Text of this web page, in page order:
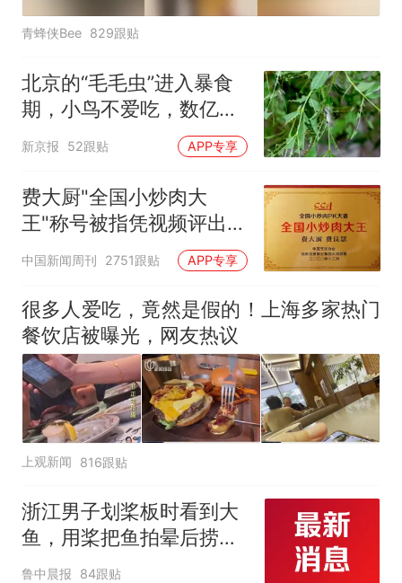
青蜂侠Bee 829跟贴
北京的“毛毛虫”进入暴食
期，小鸟不爱吃，数亿头
小蜂迎战
新京报 52跟贴 APP专享
费大厨"全国小炒肉大
王"称号被指凭视频评出
官方回应
中国新闻周刊 2751跟贴 APP专享
很多人爱吃，竟然是假的！上海多家热门
餐饮店被曝光，网友热议
上观新闻 816跟贴
浙江男子划桨板时看到大
鱼，用桨把鱼拍晕后捞
起；当事人：鱼重7斤6
鲁中晨报 84跟贴